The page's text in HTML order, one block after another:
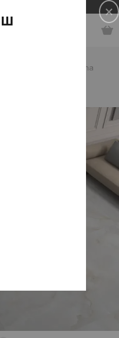
коллекция Amarna